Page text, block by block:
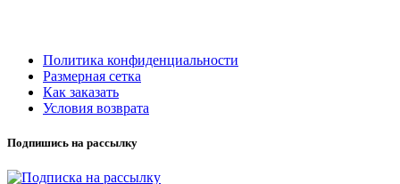
Политика конфиденциальности
Размерная сетка
Как заказать
Условия возврата
Подпишись на рассылку